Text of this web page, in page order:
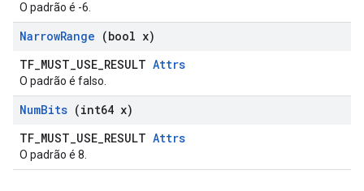
O padrão é -6.
NarrowRange (bool x)
TF_MUST_USE_RESULT Attrs
O padrão é falso.
NumBits (int64 x)
TF_MUST_USE_RESULT Attrs
O padrão é 8.